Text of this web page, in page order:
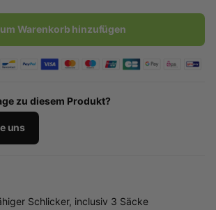
Warenkorb hinzufügen
zu diesem Produkt?
uns
Schlicker, inclusiv 3 Säcke